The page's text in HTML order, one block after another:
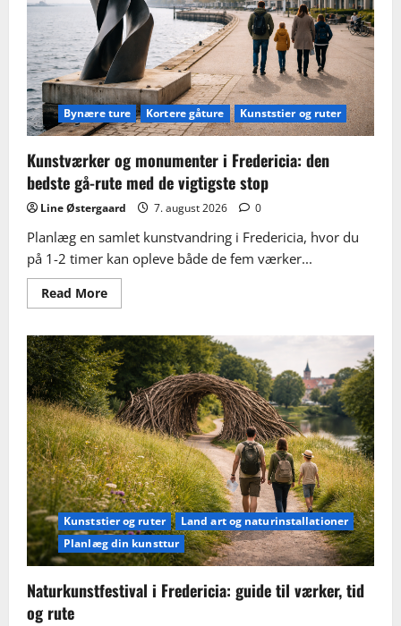
Bynære ture Kortere gåture Kunststier og ruter
Kunstværker og monumenter i Fredericia: den
bedste gå-rute med de vigtigste stop
Line Østergaard 7. august 2026 0
Planlæg en samlet kunstvandring i Fredericia, hvor du
på 1-2 timer kan opleve både de fem værker...
Read MoreRead
more
og
monumenter
i
Fredericia:
den
bedste
gå-
rute
med
de
vigtigste
stop
Kunststier og ruter
Land art og naturinstallationer
Planlæg din kunsttur
Naturkunstfestival i Fredericia: guide til værker, tid
og rute